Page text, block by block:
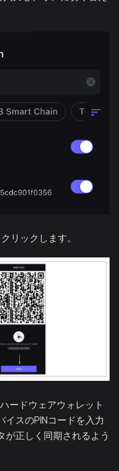
リックします。
ードウェアウォレット
スのPINコードを入力
が正しく同期されるよう